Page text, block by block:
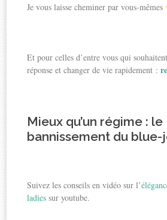
Je vous laisse cheminer par vous-mêmes
Et pour celles d’entre vous qui
réponse et changer de vie rapidement :
Mieux qu’un régime : le
bannissement du blue-
Suivez les conseils en vidéo sur l’
ladies sur youtube.